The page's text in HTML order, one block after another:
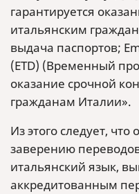
гарантируется
итальянским
выдача паспортов;
(ETD) (Временный
оказание срочной
гражданам Италии».
Из этого следует, что
заверению
итальянский язык,
аккредитованным